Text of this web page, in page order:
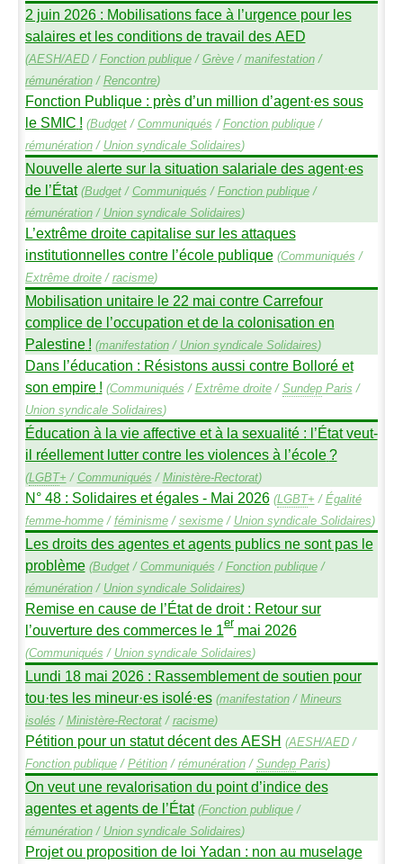
2 juin 2026 : Mobilisations face à l’urgence pour les
salaires et les conditions de travail des AED
(AESH/AED/ Fonction publique/ Grève/ manifestation/
rémunération/ Rencontre)
Fonction Publique : près d’un million d’agent·es sous
le SMIC ! (Budget/ Communiqués / Fonction publique/
rémunération/ Union syndicale Solidaires)
Nouvelle alerte sur la situation salariale des agent·es
de l’État (Budget/ Communiqués / Fonction publique/
rémunération/ Union syndicale Solidaires)
L’extrême droite capitalise sur les attaques
institutionnelles contre l’école publique (Communiqués /
Extrême droite/ racisme)
Mobilisation unitaire le 22 mai contre Carrefour
complice de l’occupation et de la colonisation en
Palestine ! (manifestation/ Union syndicale Solidaires)
Dans l’éducation : Résistons aussi contre Bolloré et
son empire ! (Communiqués / Extrême droite/ SundepParis /
Union syndicale Solidaires)
Éducation à la vie affective et à la sexualité : l’État veut-
il réellement lutter contre les violences à l’école?
(LGBT+ / Communiqués / Ministère-Rectorat)
N° 48 : Solidaires et égales - Mai 2026 (LGBT+ / Égalité
femme-homme/ féminisme/ sexisme/ Union syndicale Solidaires)
Les droits des agentes et agents publics ne sont pas le
problème (Budget/ Communiqués / Fonction publique/
rémunération/ Union syndicale Solidaires)
Remise en cause de l’État de droit : Retour sur
l’ouverture des commerces le 1ermai 2026
(Communiqués / Union syndicale Solidaires)
Lundi 18 mai 2026 : Rassemblement de soutien pour
tou·tes les mineur·es isolé·es (manifestation/ Mineurs
isolés / Ministère-Rectorat/ racisme)
Pétition pour un statut décent des AESH (AESH/AED/
Fonction publique/ Pétition/ rémunération/ SundepParis)
On veut une revalorisation du point d’indice des
agentes et agents de l’État (Fonction publique/
rémunération/ Union syndicale Solidaires)
Projet ou proposition de loi Yadan : non au muselage